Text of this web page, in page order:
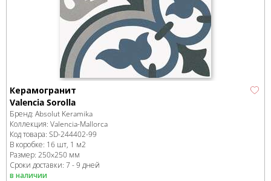
Керамогранит
Valencia Sorolla
Бренд: Absolut Keramika
Коллекция: Valencia-Mallorca
Код товара: SD-244402-99
В коробке: 16 шт, 1 м2
Размер: 250x250 мм
Сроки доставки: 7 - 9 дней
в наличии